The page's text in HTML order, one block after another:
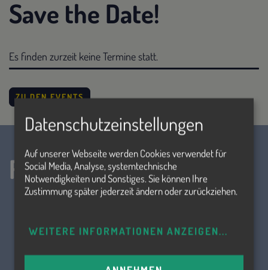
Save the Date!
Es finden zurzeit keine Termine statt.
ZU DEN EVENTS
Folge uns!
Datenschutzeinstellungen
Auf unserer Webseite werden Cookies verwendet für
Social Media, Analyse, systemtechnische
Notwendigkeiten und Sonstiges. Sie können Ihre
Zustimmung später jederzeit ändern oder zurückziehen.
WEITERE INFORMATIONEN ANZEIGEN...